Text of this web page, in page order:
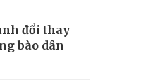
đổi thay
bào dân